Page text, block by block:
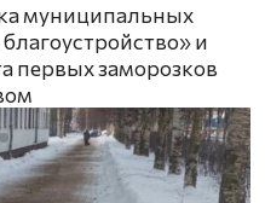
муниципальных
и
первых заморозков